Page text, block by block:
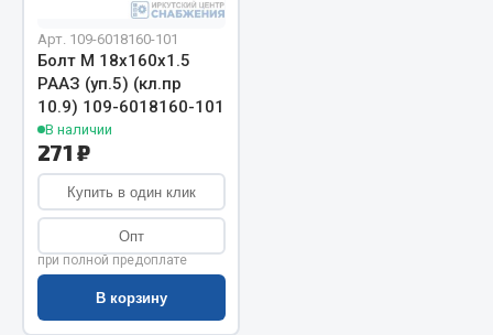
Запчасти на полуприцепы
Амортизаторы для полуприцепов
Весь раздел
Запчасти КамАЗ
Двигатель
Система питания
Система выпуска газа
Арт. 109-6018160-101
Болт М 18х160х1.5
РААЗ (уп.5) (кл.пр
10.9) 109-6018160-101
В наличии
271 ₽
Купить в один клик
Опт
при полной предоплате
В корзину